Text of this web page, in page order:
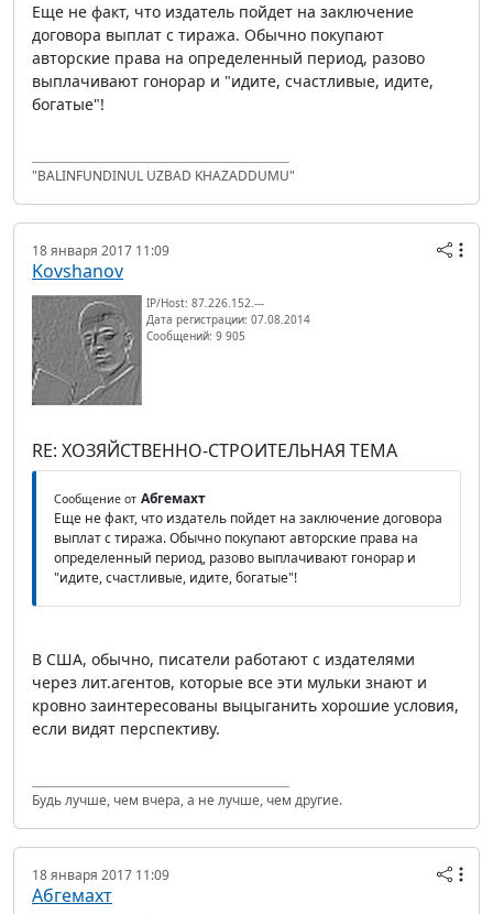
Еще не факт, что издатель пойдет на заключение
договора выплат с тиража. Обычно покупают
авторские права на определенный период, разово
выплачивают гонорар и "идите, счастливые, идите,
богатые"!
"BALINFUNDINUL UZBAD KHAZADDUMU"
18 января 2017 11:09
Kovshanov
IP/Host: 87.226.152.---
Дата регистрации: 07.08.2014
Сообщений: 9 905
RE: ХОЗЯЙСТВЕННО-СТРОИТЕЛЬНАЯ ТЕМА
Сообщение от Абгемахт
Еще не факт, что издатель пойдет на заключение договора
выплат с тиража. Обычно покупают авторские права на
определенный период, разово выплачивают гонорар и
"идите, счастливые, идите, богатые"!
В США, обычно, писатели работают с издателями
через лит.агентов, которые все эти мульки знают и
кровно заинтересованы выцыганить хорошие условия,
если видят перспективу.
Будь лучше, чем вчера, а не лучше, чем другие.
18 января 2017 11:09
Абгемахт